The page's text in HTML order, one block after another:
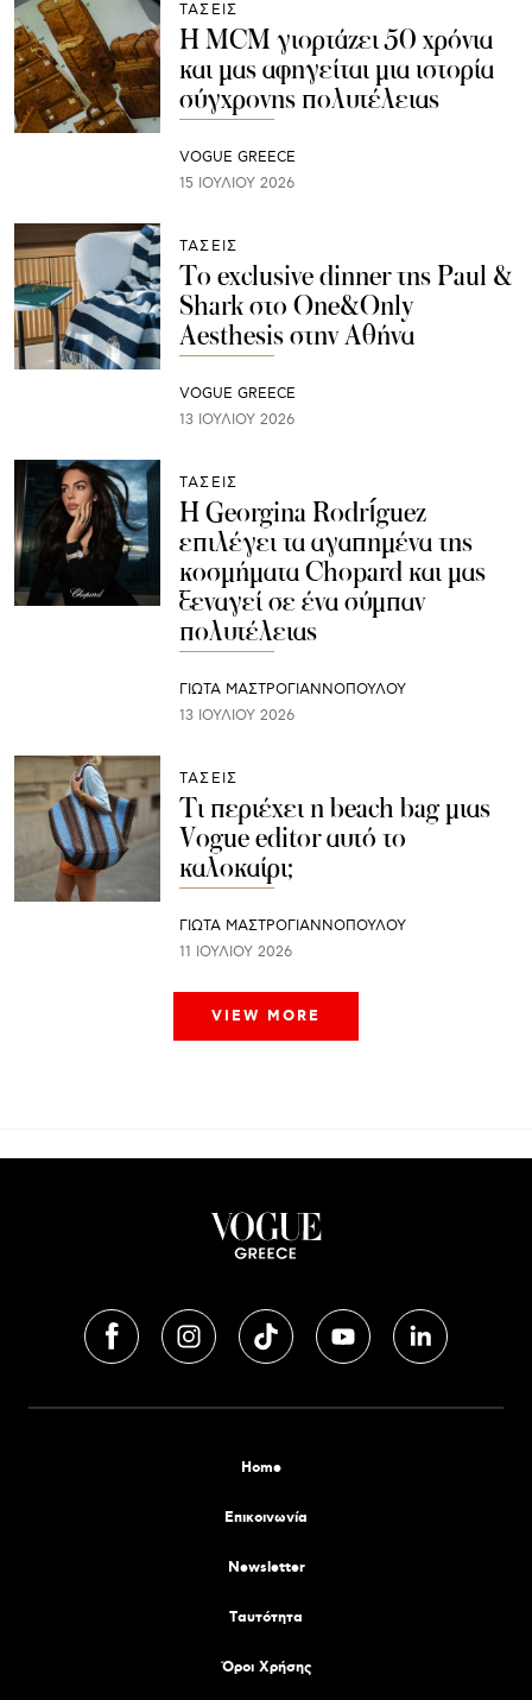
ΤΑΣΕΙΣ
H MCM γιορτάζει 50 χρόνια
και μας αφηγείται μια ιστορία
σύγχρονης πολυτέλειας
VOGUE GREECE
15 ΙΟΥΛΊΟΥ 2026
ΤΑΣΕΙΣ
Το exclusive dinner της Paul &
Shark στο One&Only
Aesthesis στην Αθήνα
VOGUE GREECE
13 ΙΟΥΛΊΟΥ 2026
ΤΑΣΕΙΣ
Η Georgina Rodríguez
επιλέγει τα αγαπημένα της
κοσμήματα Chopard και μας
ξεναγεί σε ένα σύμπαν
πολυτέλειας
ΓΙΩΤΑ ΜΑΣΤΡΟΓΙΑΝΝΟΠΟΥΛΟΥ
13 ΙΟΥΛΊΟΥ 2026
ΤΑΣΕΙΣ
Τι περιέχει η beach bag μιας
Vogue editor αυτό το
καλοκαίρι;
ΓΙΩΤΑ ΜΑΣΤΡΟΓΙΑΝΝΟΠΟΥΛΟΥ
11 ΙΟΥΛΊΟΥ 2026
VIEW MORE
Home
Επικοινωνία
Newsletter
Tαυτότητα
Όροι Χρήσης